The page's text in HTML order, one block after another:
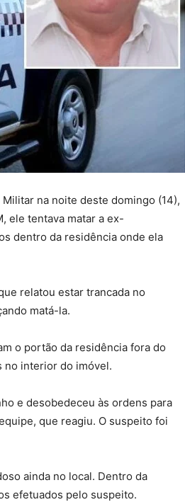
na noite deste domingo (14),
ele tentava matar a ex-
dentro da residência onde ela
relatou estar trancada no
matá-la.
o portão da residência fora do
no interior do imóvel.
e desobedeceu às ordens para
que reagiu. O suspeito foi
ainda no local. Dentro da
efetuados pelo suspeito.